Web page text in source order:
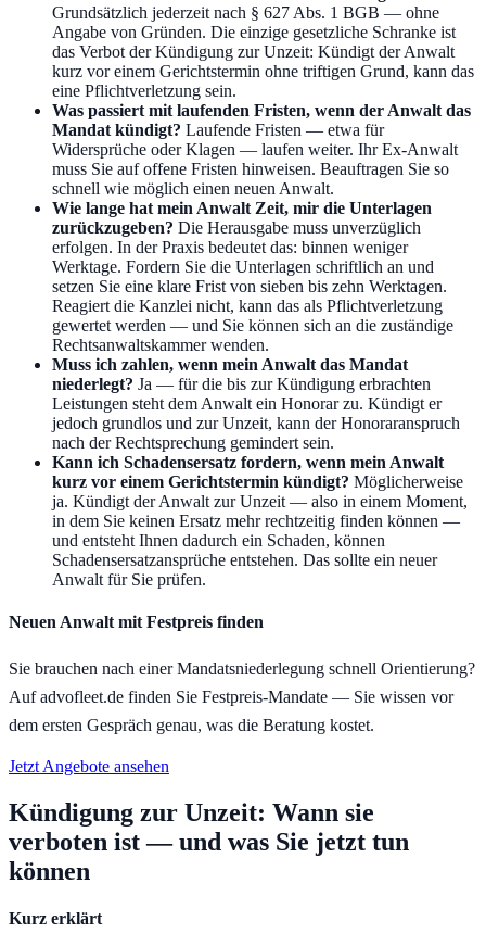
Grundsätzlich jederzeit nach § 627 Abs. 1 BGB — ohne
Angabe von Gründen. Die einzige gesetzliche Schranke ist
das Verbot der Kündigung zur Unzeit: Kündigt der Anwalt
kurz vor einem Gerichtstermin ohne triftigen Grund, kann das
eine Pflichtverletzung sein.
Was passiert mit laufenden Fristen, wenn der Anwalt das
Mandat kündigt? Laufende Fristen — etwa für
Widersprüche oder Klagen — laufen weiter. Ihr Ex-Anwalt
muss Sie auf offene Fristen hinweisen. Beauftragen Sie so
schnell wie möglich einen neuen Anwalt.
Wie lange hat mein Anwalt Zeit, mir die Unterlagen
zurückzugeben? Die Herausgabe muss unverzüglich
erfolgen. In der Praxis bedeutet das: binnen weniger
Werktage. Fordern Sie die Unterlagen schriftlich an und
setzen Sie eine klare Frist von sieben bis zehn Werktagen.
Reagiert die Kanzlei nicht, kann das als Pflichtverletzung
gewertet werden — und Sie können sich an die zuständige
Rechtsanwaltskammer wenden.
Muss ich zahlen, wenn mein Anwalt das Mandat
niederlegt? Ja — für die bis zur Kündigung erbrachten
Leistungen steht dem Anwalt ein Honorar zu. Kündigt er
jedoch grundlos und zur Unzeit, kann der Honoraranspruch
nach der Rechtsprechung gemindert sein.
Kann ich Schadensersatz fordern, wenn mein Anwalt
kurz vor einem Gerichtstermin kündigt? Möglicherweise
ja. Kündigt der Anwalt zur Unzeit — also in einem Moment,
in dem Sie keinen Ersatz mehr rechtzeitig finden können —
und entsteht Ihnen dadurch ein Schaden, können
Schadensersatzansprüche entstehen. Das sollte ein neuer
Anwalt für Sie prüfen.
Neuen Anwalt mit Festpreis finden
Sie brauchen nach einer Mandatsniederlegung schnell Orientierung?
Auf advofleet.de finden Sie Festpreis-Mandate — Sie wissen vor
dem ersten Gespräch genau, was die Beratung kostet.
Jetzt Angebote ansehen
Kündigung zur Unzeit: Wann sie
verboten ist — und was Sie jetzt tun
können
Kurz erklärt